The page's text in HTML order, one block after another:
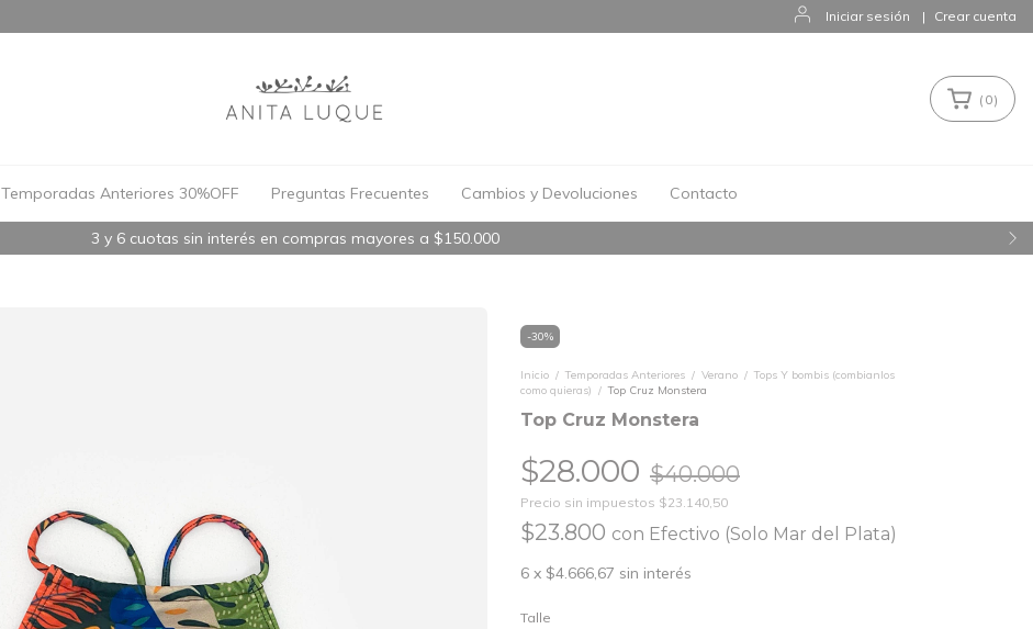
Iniciar sesión | Crear cuenta
3 y 6 cuotas sin interés en compras mayores a $150.000
( 0)
Temporadas Anteriores 30%OFF Preguntas Frecuentes Cambios y Devoluciones Contacto
-30%
Inicio / Temporadas Anteriores / Verano / Tops Y bombis (combianlos
como quieras) / Top Cruz Monstera
Top Cruz Monstera
$28.000 $40.000
Precio sin impuestos $23.140,50
$23.800 con Efectivo (Solo Mar del Plata)
6 x $4.666,67 sin interés
Talle